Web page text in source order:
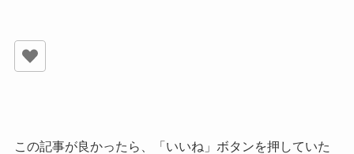
この記事が良かったら、「いいね」ボタンを押していた